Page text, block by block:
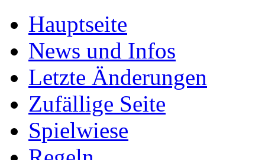
Hauptseite
News und Infos
Letzte Änderungen
Zufällige Seite
Spielwiese